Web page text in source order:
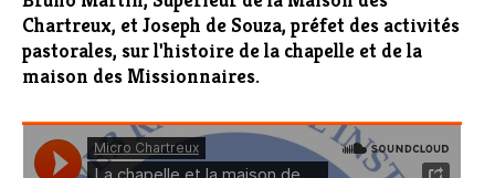
Chartreux, et Joseph de Souza, préfet des activités
pastorales, sur l'histoire de la chapelle et de la
maison des Missionnaires.